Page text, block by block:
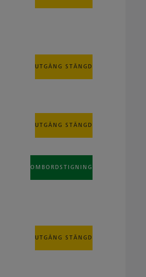
UTGÅNG STÄNGD
UTGÅNG STÄNGD
OMBORDSTIGNING
UTGÅNG STÄNGD